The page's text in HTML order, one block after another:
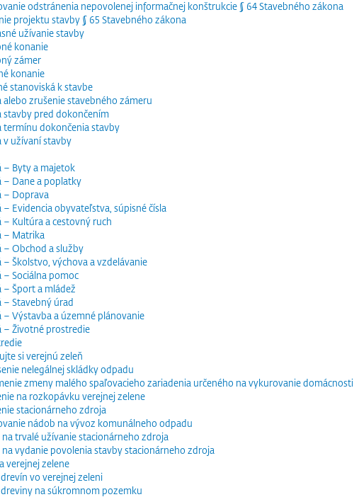
odstránenia nepovolenej informačnej konštrukcie § 64 Stavebného zákona
projektu stavby § 65 Stavebného zákona
užívanie stavby
konanie
zámer
konanie
stanoviská k stavbe
alebo zrušenie stavebného zámeru
stavby pred dokončením
termínu dokončenia stavby
v užívaní stavby
– Byty a majetok
– Dane a poplatky
– Doprava
– Evidencia obyvateľstva, súpisné čísla
– Kultúra a cestovný ruch
– Matrika
– Obchod a služby
– Školstvo, výchova a vzdelávanie
– Sociálna pomoc
– Šport a mládež
– Stavebný úrad
– Výstavba a územné plánovanie
– Životné prostredie
si verejnú zeleň
nelegálnej skládky odpadu
zmeny malého spaľovacieho zariadenia určeného na vykurovanie domácnosti
na rozkopávku verejnej zelene
stacionárneho zdroja
nádob na vývoz komunálneho odpadu
na trvalé užívanie stacionárneho zdroja
na vydanie povolenia stavby stacionárneho zdroja
verejnej zelene
vo verejnej zeleni
na súkromnom pozemku